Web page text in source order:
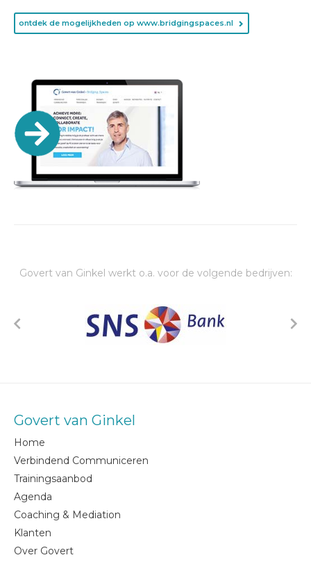
ontdek de mogelijkheden op www.bridgingspaces.nl
Govert van Ginkel werkt o.a. voor de volgende bedrijven:
Govert van Ginkel
Home
Verbindend Communiceren
Trainingsaanbod
Agenda
Coaching & Mediation
Klanten
Over Govert